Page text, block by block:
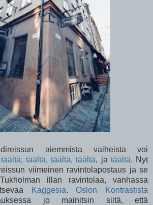
aiemmista vaiheista voi
täältä, täältä, täältä,täältä, ja täältä. Nyt
viimeinen ravintolapostaus ja se
illan ravintolaa, vanhassa
Kaggesia.Oslon Kontrastista
jo mainitsin siitä, että